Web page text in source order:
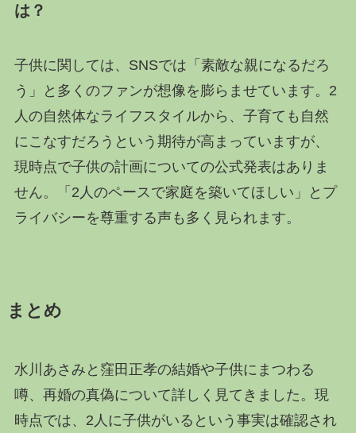
は？
子供に関しては、SNSでは「素敵な親になるだろ
う」と多くのファンが想像を膨らませています。2
人の自然体なライフスタイルから、子育ても自然
にこなすだろうという期待が高まっていますが、
現時点で子供の計画についての公式発表はありま
せん。「2人のペースで家庭を築いてほしい」とプ
ライバシーを尊重する声も多く見られます。
まとめ
水川あさみと窪田正孝の結婚や子供にまつわる
噂、再婚の真偽について詳しく見てきました。現
時点では、2人に子供がいるという事実は確認され